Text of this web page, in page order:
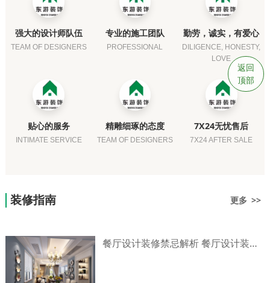
强大的设计师队伍
TEAM OF DESIGNERS
专业的施工团队
PROFESSIONAL
勤劳，诚实，有爱心
DILIGENCE, HONESTY,
LOVE
贴心的服务
INTIMATE SERVICE
精雕细琢的态度
TEAM OF DESIGNERS
7X24无忧售后
7X24 AFTER SALE
装修指南 更多 >>
餐厅设计装修禁忌解析 餐厅设计装修技巧介绍
返回
顶部